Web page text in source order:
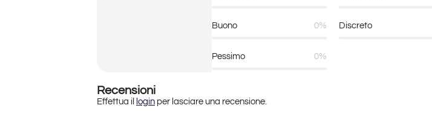
Buono 0% Discreto
Pessimo 0%
Recensioni
Effettua il login per lasciare una recensione.